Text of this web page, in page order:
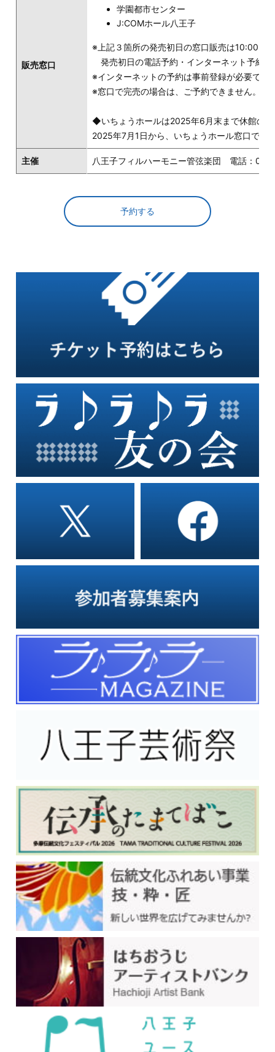
販売窓口
学園都市センター
J:COMホール八王子
※上記３箇所の発売初日の窓口販売は10:00～
発売初日の電話予約・インターネット予約
※インターネットの予約は事前登録が必要です
※窓口で完売の場合は、ご予約できません。
◆いちょうホールは2025年6月末まで休館の
2025年7月1日から、いちょうホール窓口での
主催 八王子フィルハーモニー管弦楽団 電話：
予約する